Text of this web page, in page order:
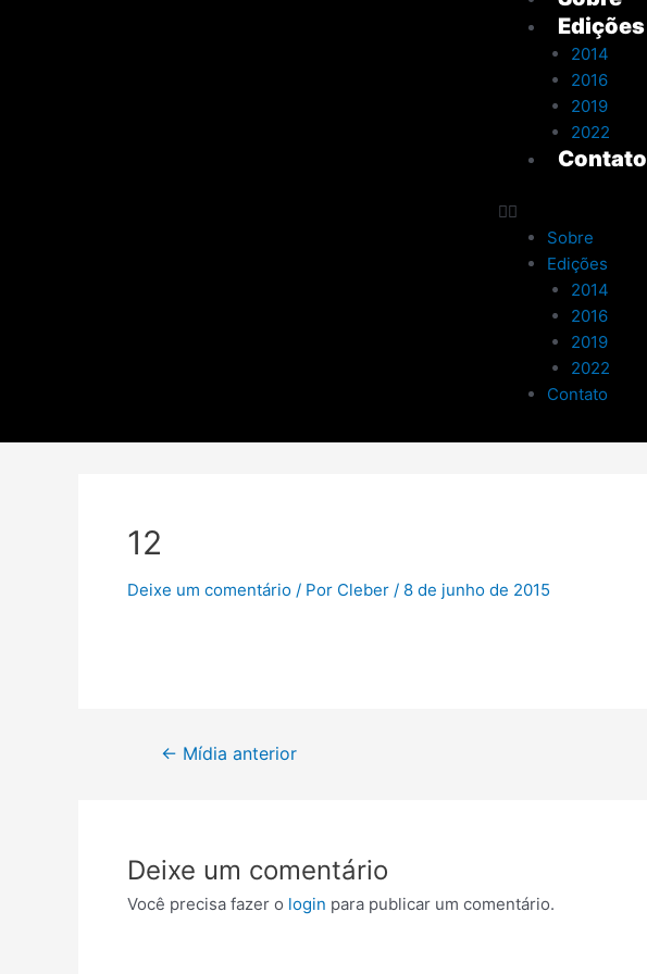
Edições
2014
2016
2019
2022
Contato
Sobre
Edições
2014
2016
2019
2022
Contato
12
Deixe um comentário / Por Cleber / 8 de junho de 2015
← Mídia anterior
Deixe um comentário
Você precisa fazer o login para publicar um comentário.